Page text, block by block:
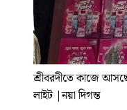
শ্রীবরদীতে কাজে
লাইট |নয়া দিগন্ত